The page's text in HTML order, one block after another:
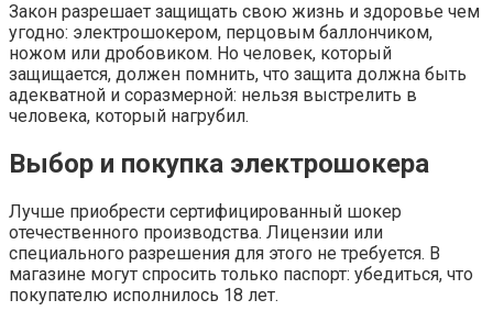
Закон разрешает защищать свою жизнь и здоровье чем
угодно: электрошокером, перцовым баллончиком,
ножом или дробовиком. Но человек, который
защищается, должен помнить, что защита должна быть
адекватной и соразмерной: нельзя выстрелить в
человека, который нагрубил.
Выбор и покупка электрошокера
Лучше приобрести сертифицированный шокер
отечественного производства. Лицензии или
специального разрешения для этого не требуется. В
магазине могут спросить только паспорт: убедиться, что
покупателю исполнилось 18 лет.